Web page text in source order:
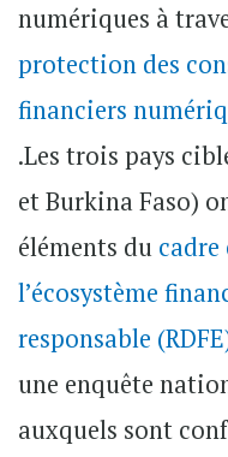
numériques à
protection des
financiers
.Les trois pays
et Burkina Faso)
éléments du cadre
l’écosystème
responsable
une enquête
auxquels sont